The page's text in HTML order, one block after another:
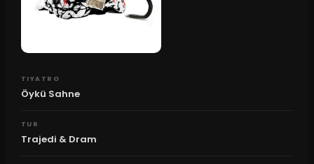
TIYATRO
Öykü Sahne
TUR
Trajedi & Dram